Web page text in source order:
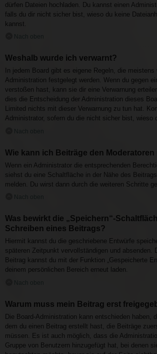
dürfen Dateien hochladen. Du kannst einen
falls du dir nicht sicher bist, wieso du keine
kannst.
Nach oben
Weshalb wurde ich verwarnt?
In jedem Board gibt es eigene Regeln, die meistens
Administration festgelegt werden. Wenn du gegen
verstoßen hast, kann sie dir eine Verwarnung
dies die Entscheidung der Administration dieses
Limited nichts mit dieser Verwarnung zu tun hat.
Administrator, sofern du die nicht sicher bist, wieso
Nach oben
Wie kann ich Beiträge den Moderatoren
Wenn ein Administrator die entsprechenden
siehst du eine Schaltfläche in der Nähe des
melden. Du wirst dann durch die weiteren Schritte
Nach oben
Was bewirkt die „Speichern“-
Schreiben eines Beitrags?
Hiermit kannst du die geschriebene Entwürfe
späteren Zeitpunkt vervollständigen und absenden.
Beitrag kannst du mit der Funktion „Gespeicherte
deinem persönlichen Bereich erneut laden.
Nach oben
Warum muss mein Beitrag erst
Die Board-Administration kann entschieden haben,
dem du einen Beitrag erstellt hast, die Beiträge
müssen. Es ist auch möglich, dass die
Gruppe von Benutzern hinzugefügt hat, bei denen